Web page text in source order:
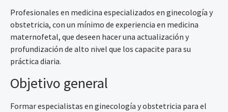
Profesionales en medicina especializados en ginecología y
obstetricia, con un mínimo de experiencia en medicina
maternofetal, que deseen hacer una actualización y
profundización de alto nivel que los capacite para su
práctica diaria.
Objetivo general
Formar especialistas en ginecología y obstetricia para el